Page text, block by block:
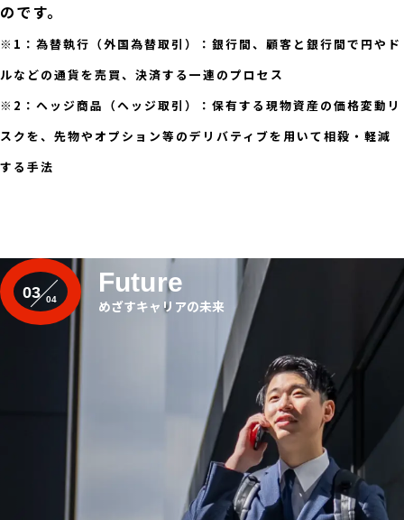
のです。
※1：為替執行（外国為替取引）：銀行間、顧客と銀行間で円やド
ルなどの通貨を売買、決済する一連のプロセス
※2：ヘッジ商品（ヘッジ取引）：保有する現物資産の価格変動リ
スクを、先物やオプション等のデリバティブを用いて相殺・軽減
する手法
03 Future
めざすキャリアの未来